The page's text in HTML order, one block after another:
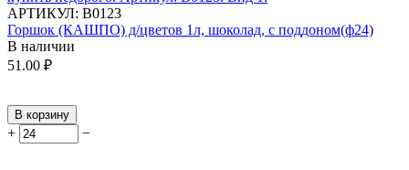
АРТИКУЛ: В0123
Горшок (КАШПО) д/цветов 1л, шоколад, с поддоном(ф24)
В наличии
51.00 ₽
В корзину
+ −